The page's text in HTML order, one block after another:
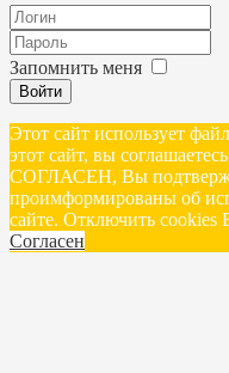
Запомнить меня
Войти
Этот сайт использует
этот сайт, вы
СОГЛАСЕН, Вы
проимформированы об
сайте. Отключить cookies
Согласен